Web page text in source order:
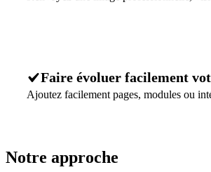
Faire évoluer facilement
Ajoutez facilement pages, modules ou
Notre approche